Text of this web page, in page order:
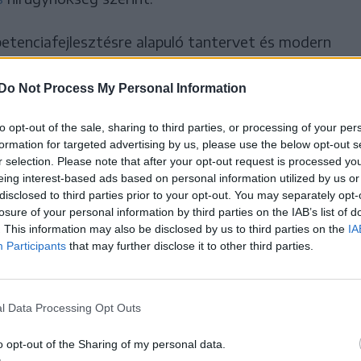
Do Not Process My Personal Information
opt-out of the sale, sharing to third parties, or processing of your
for targeted advertising by us, please use the below opt-out
selection. Please note that after your opt-out request is processed
interest-based ads based on personal information utilized by us
to third parties prior to your opt-out. You may separately
of your personal information by third parties on the IAB’s list of
This information may also be disclosed by us to third parties on the
Participants that may further disclose it to other third parties.
Data Processing Opt Outs
opt-out of the Sharing of my personal data.
alapuló tantervet és modern
vélekedett,
fontos szerepet
tankönyvek, amelyekhez
játékok és kvízek
hogy országos szintű vizsgákon mérik fel a
nyolcadikos gyerekek tudását, de a
felméréseket javasol, amelyek eredményei